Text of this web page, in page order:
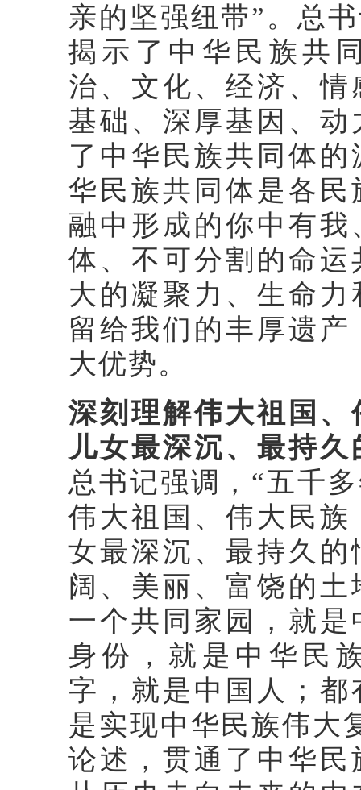
亲的坚强纽带”。总
揭示了中华民族共
治、文化、经济、
基础、深厚基因、
了中华民族共同体
华民族共同体是各
融中形成的你中有
体、不可分割的命
大的凝聚力、生命
留给我们的丰厚遗
大优势。
深刻理解伟大祖国
儿女最深沉、最持
总书记强调，“五千
伟大祖国、伟大民
女最深沉、最持久
阔、美丽、富饶的
一个共同家园，就
身份，就是中华民
字，就是中国人；
是实现中华民族伟大
论述，贯通了中华